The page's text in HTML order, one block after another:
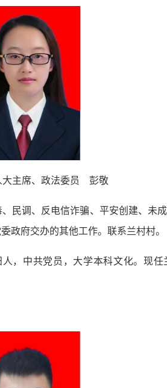
大主席、政法委员 彭敬
民调、反电信诈骗、平安创建、未成
政府交办的其他工作。联系兰村村。
，中共党员，大学本科文化。现